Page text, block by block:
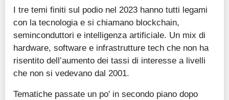
I tre temi finiti sul podio nel 2023 hanno tutti legami
con la tecnologia e si chiamano blockchain,
seminconduttori e intelligenza artificiale. Un mix di
hardware, software e infrastrutture tech che non ha
risentito dell’aumento dei tassi di interesse a livelli
che non si vedevano dal 2001.
Tematiche passate un po' in secondo piano dopo